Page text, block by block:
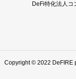
DeFi特化法人コ
Copyright © 2022 DeFIRE